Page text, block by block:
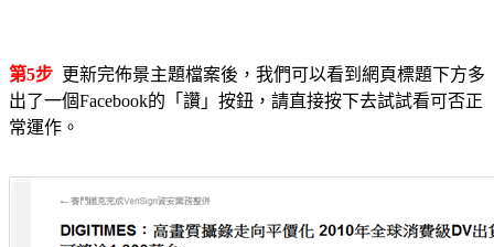
第5步 更新完佈景主題檔案後，我們可以看到網頁標題下方多
出了一個Facebook的「讚」按鈕，請直接按下去試試看可否正
常運作。